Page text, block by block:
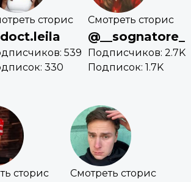
сторис
539
330
Смотреть сторис
@__sognatore_
Подписчиков: 2.7K
Подписок: 1.7K
сторис Смотреть сторис